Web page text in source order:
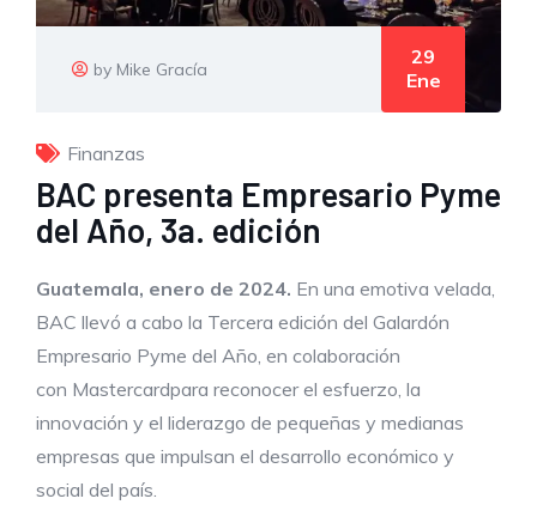
by Mike Gracía
29
Ene
Finanzas
BAC presenta Empresario Pyme
del Año, 3a. edición
Guatemala, enero de 2024. En una emotiva velada,
BAC llevó a cabo la Tercera edición del Galardón
Empresario Pyme del Año, en colaboración
con Mastercardpara reconocer el esfuerzo, la
innovación y el liderazgo de pequeñas y medianas
empresas que impulsan el desarrollo económico y
social del país.